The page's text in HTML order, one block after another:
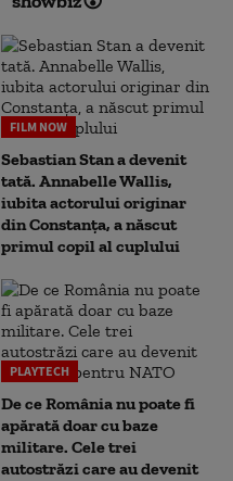
FILM NOW
Sebastian Stan a devenit
tată. Annabelle Wallis,
iubita actorului originar
din Constanța, a născut
primul copil al cuplului
PLAYTECH
De ce România nu poate fi
apărată doar cu baze
militare. Cele trei
autostrăzi care au devenit